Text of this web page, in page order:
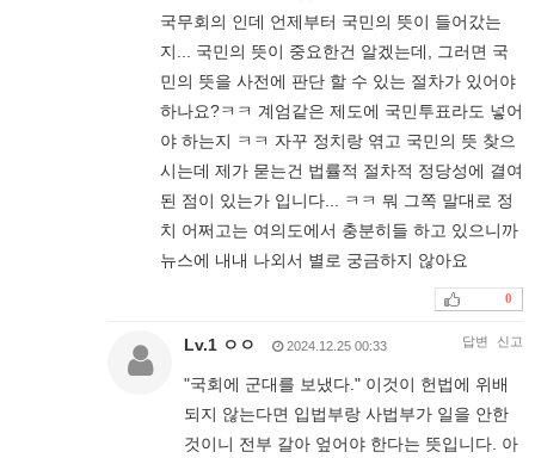
국무회의 인데 언제부터 국민의 뜻이 들어갔는
지... 국민의 뜻이 중요한건 알겠는데, 그러면 국
민의 뜻을 사전에 판단 할 수 있는 절차가 있어야
하나요?ㅋㅋ 계엄같은 제도에 국민투표라도 넣어
야 하는지 ㅋㅋ 자꾸 정치랑 엮고 국민의 뜻 찾으
시는데 제가 묻는건 법률적 절차적 정당성에 결여
된 점이 있는가 입니다... ㅋㅋ 뭐 그쪽 말대로 정
치 어쩌고는 여의도에서 충분히들 하고 있으니까
뉴스에 내내 나외서 별로 궁금하지 않아요
0
Lv.1 ㅇㅇ 2024.12.25 00:33 답변 신고
"국회에 군대를 보냈다." 이것이 헌법에 위배
되지 않는다면 입법부랑 사법부가 일을 안한
것이니 전부 갈아 엎어야 한다는 뜻입니다. 아